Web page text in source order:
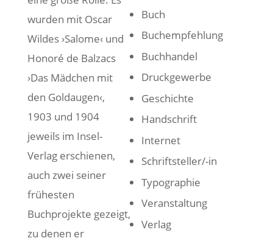
wurden mit Oscar
Wildes ›Salome‹ und
Honoré de Balzacs
›Das Mädchen mit
den Goldaugen‹,
1903 und 1904
jeweils im Insel-
Verlag erschienen,
auch zwei seiner
frühesten
Buchprojekte gezeigt,
zu denen er
Buch
Buchempfehlung
Buchhandel
Druckgewerbe
Geschichte
Handschrift
Internet
Schriftsteller/-in
Typographie
Veranstaltung
Verlag